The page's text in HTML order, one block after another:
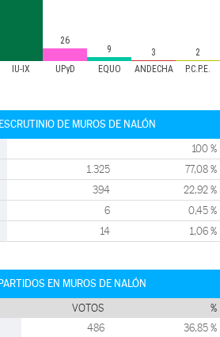
IU-IX UPyD EQUO ANDECHA P.C.P.E.
26
9 3 2
DE MUROS DE NALÓN
100 %
1.325 77,08 %
394 22,92 %
6 0,45 %
14 1,06 %
EN MUROS DE NALÓN
VOTOS %
486 36,85 %